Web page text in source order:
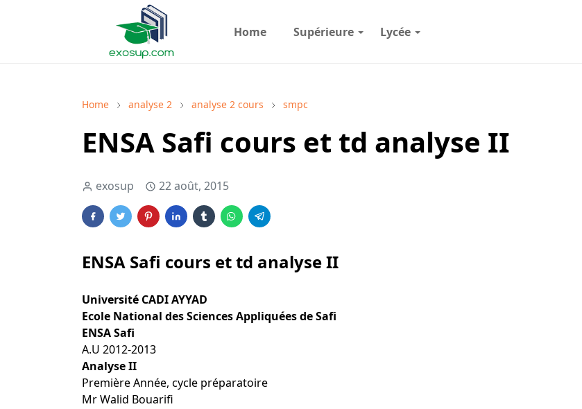
Home Supérieure Lycée
Home analyse 2 analyse 2 cours smpc
ENSA Safi cours et td analyse II
exosup 22 août, 2015
ENSA Safi cours et td analyse II
Université CADI AYYAD
Ecole National des Sciences Appliquées de Safi
ENSA Safi
A.U 2012-2013
Analyse II
Première Année, cycle préparatoire
Mr Walid Bouarifi